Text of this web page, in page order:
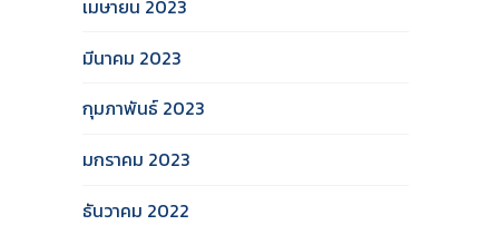
เมษายน 2023
มีนาคม 2023
กุมภาพันธ์ 2023
มกราคม 2023
ธันวาคม 2022